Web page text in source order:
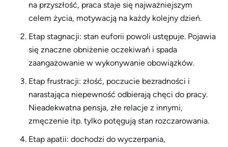
na przyszłość, praca staje się najważniejszym
celem życia, motywacją na każdy kolejny dzień.
Etap stagnacji: stan euforii powoli ustępuje. Pojawia
się znaczne obniżenie oczekiwań i spada
zaangażowanie w wykonywanie obowiązków.
Etap frustracji: złość, poczucie bezradności i
narastająca niepewność odbierają chęci do pracy.
Nieadekwatna pensja, złe relacje z innymi,
zmęczenie itp. tylko potęgują stan rozczarowania.
Etap apatii: dochodzi do wyczerpania,